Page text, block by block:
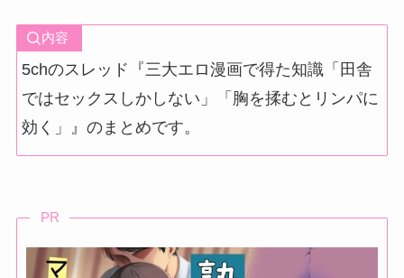
【画像】松のやさん、とんでもない驚安セールを開催してしまい外食界
【二次エロ】食いしばり顔まとめ、こういう表情が好きな奴ちょっと来
おっぱいで勝負する歌手ってなんで出てこないんだろうな？
鈴木友菜 グラビア水着画像 60枚①
【速報】中国軍の爆撃機が東京上空を飛行 他
【朝桐光】《エロ動画×人妻･夫婦交換》いつもの集会所で近所の人々と
内容
5chのスレッド『三大エロ漫画で得た知識「田舎
ではセックスしかしない」「胸を揉むとリンパに
効く」』のまとめです。
PR